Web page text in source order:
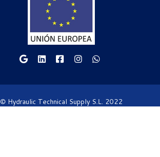
© Hydraulic Technical Supply S.L. 2022